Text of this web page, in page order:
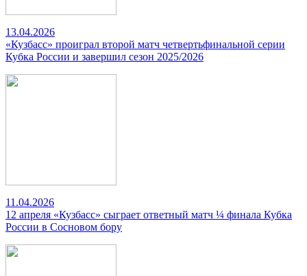
13.04.2026
«Кузбасс» проиграл второй матч четвертьфинальной серии
Кубка России и завершил сезон 2025/2026
11.04.2026
12 апреля «Кузбасс» сыграет ответный матч ¼ финала Кубка
России в Сосновом бору